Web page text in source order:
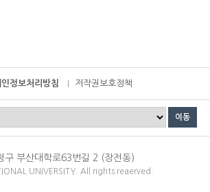
정보처리방침 저작권보호정책
구 부산대학로63번길 2 (장전동)
UNIVERSITY. All rights reaerved.